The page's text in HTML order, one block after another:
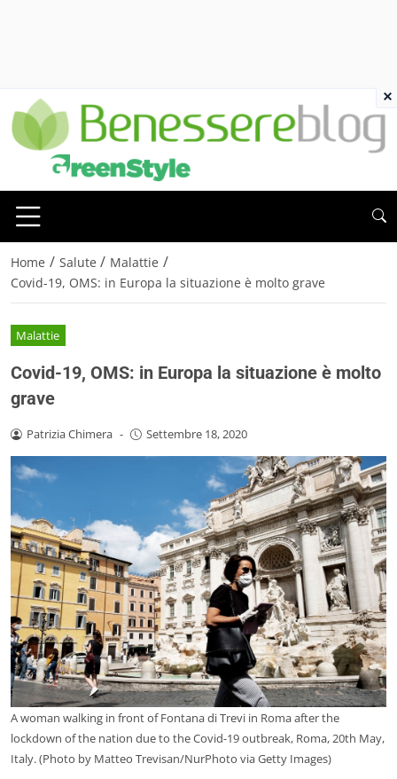
Home / Salute / Malattie /
Covid-19, OMS: in Europa la situazione è molto grave
Malattie
Covid-19, OMS: in Europa la situazione è molto
grave
Patrizia Chimera - Settembre 18, 2020
A woman walking in front of Fontana di Trevi in Roma after the
lockdown of the nation due to the Covid-19 outbreak, Roma, 20th May,
Italy. (Photo by Matteo Trevisan/NurPhoto via Getty Images)
×